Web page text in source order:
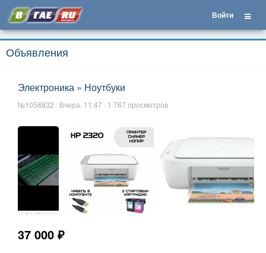
Войти
Объявления
Электроника » Ноутбуки
№1058832 · Вчера, 11:47 · 1 767 просмотров
37 000 ₽